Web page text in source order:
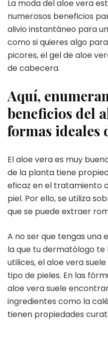
La moda del aloe vera
numerosos beneficios
alivio instantáneo para
como si quieres algo
picores, el gel de aloe
de cabecera.
Aquí,
beneficios del
formas ideales
El aloe vera es muy
de la planta tiene
eficaz en el tratamiento
piel. Por ello, se utiliza
que se puede extraer
A no ser que tengas una
la que tu dermatólogo te
utilices, el aloe vera
tipo de pieles. En las
aloe vera suele
ingredientes como la
tienen propiedades